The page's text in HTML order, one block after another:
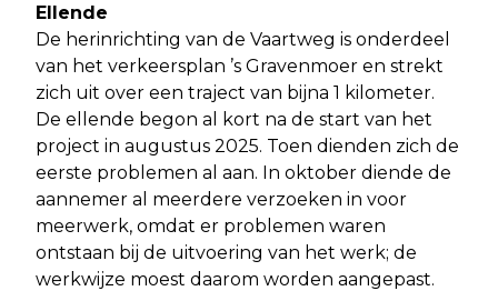
Ellende
De herinrichting van de Vaartweg is onderdeel
van het verkeersplan ’s Gravenmoer en strekt
zich uit over een traject van bijna 1 kilometer.
De ellende begon al kort na de start van het
project in augustus 2025. Toen dienden zich de
eerste problemen al aan. In oktober diende de
aannemer al meerdere verzoeken in voor
meerwerk, omdat er problemen waren
ontstaan bij de uitvoering van het werk; de
werkwijze moest daarom worden aangepast.